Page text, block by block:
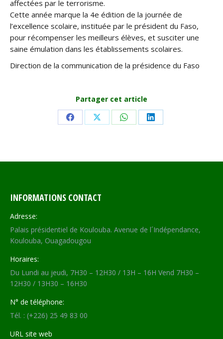
affectées par le terrorisme.
Cette année marque la 4e édition de la journée de
l’excellence scolaire, instituée par le président du Faso,
pour récompenser les meilleurs élèves, et susciter une
saine émulation dans les établissements scolaires.
Direction de la communication de la présidence du Faso
Partager cet article
Share Share Share Share
INFORMATIONS CONTACT
Adresse:
Palais présidentiel de Koulouba. Avenue de l´Indépendance,
Koulouba, Ouagadougou
Horaires:
Du Lundi au jeudi, 7H30 – 12H30 / 13H – 16H Vend 7H30 –
12H30 / 13H30 – 16H30
N° de téléphone:
Tél. : (+226) 25 49 83 00
URL site web